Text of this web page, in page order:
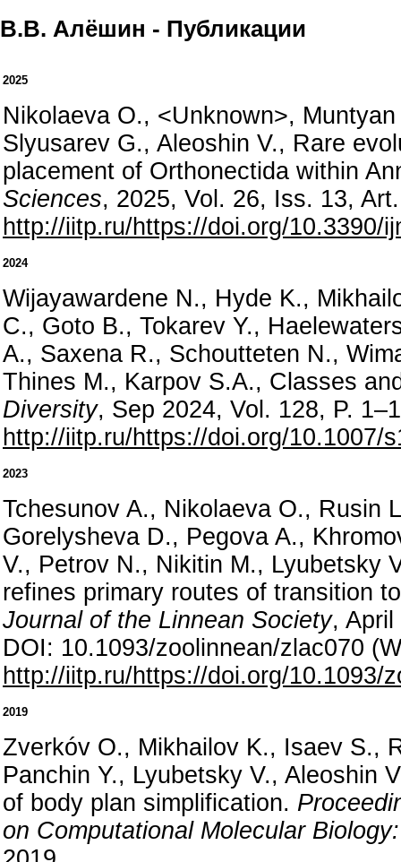
В.В. Алёшин - Публикации
2025
Nikolaeva O., <Unknown>,
Slyusarev G., Aleoshin V., Rare
placement of Orthonectida within
Sciences, 2025, Vol. 26, Iss. 13,
http://iitp.ru/https://doi.org/10.3390/
2024
Wijayawardene N., Hyde K.,
C., Goto B., Tokarev Y.,
A., Saxena R., Schoutteten N.,
Thines M., Karpov S.A., Classes
Diversity, Sep 2024, Vol. 128, P.
http://iitp.ru/https://doi.org/10.1007/
2023
Tchesunov A., Nikolaeva O., Rusin
Gorelysheva D., Pegova A.,
V., Petrov N., Nikitin M., Lyubetsky
refines primary routes of transition
Journal of the Linnean Society, April
DOI: 10.1093/zoolinnean/zlac070
http://iitp.ru/https://doi.org/10.1093/
2019
Zverkóv O., Mikhailov K., Isaev S.,
Panchin Y., Lyubetsky V., Aleoshin
of body plan simplification.
on Computational Molecular Biology: